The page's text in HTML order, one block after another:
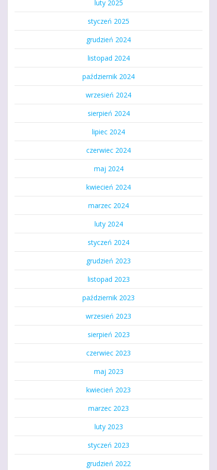
luty 2025
styczeń 2025
grudzień 2024
listopad 2024
październik 2024
wrzesień 2024
sierpień 2024
lipiec 2024
czerwiec 2024
maj 2024
kwiecień 2024
marzec 2024
luty 2024
styczeń 2024
grudzień 2023
listopad 2023
październik 2023
wrzesień 2023
sierpień 2023
czerwiec 2023
maj 2023
kwiecień 2023
marzec 2023
luty 2023
styczeń 2023
grudzień 2022